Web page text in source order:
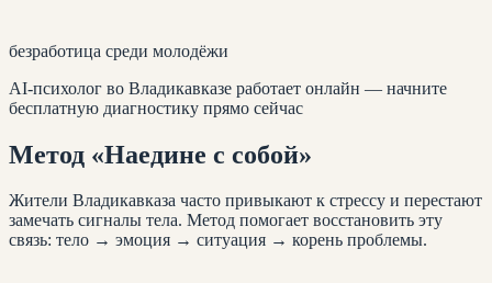
безработица среди молодёжи
AI-психолог во Владикавказе работает онлайн — начните
бесплатную диагностику прямо сейчас
Метод «Наедине с собой»
Жители Владикавказа часто привыкают к стрессу и перестают
замечать сигналы тела. Метод помогает восстановить эту
связь: тело → эмоция → ситуация → корень проблемы.